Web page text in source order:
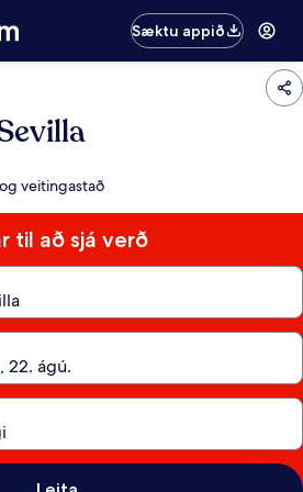
Sæktu appið
veitingastað
til að sjá verð